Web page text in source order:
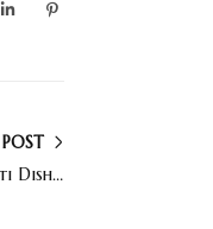
The Secret to Having a Delicious Spaghetti Dish (New)